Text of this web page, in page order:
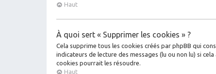
Haut
À quoi sert « Supprimer les cookies » ?
Cela supprime tous les cookies créés par phpBB qui
indicateurs de lecture des messages (lu ou non lu) si
cookies pourrait les résoudre.
Haut